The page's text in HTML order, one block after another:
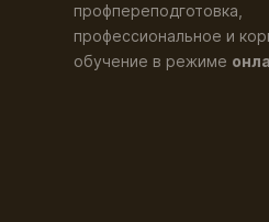
профпереподготовка,
профессиональное и
обучение в режиме